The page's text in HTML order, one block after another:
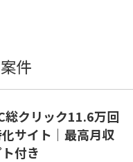
件
総クリック11.6万回
サイト｜最高月収
付き